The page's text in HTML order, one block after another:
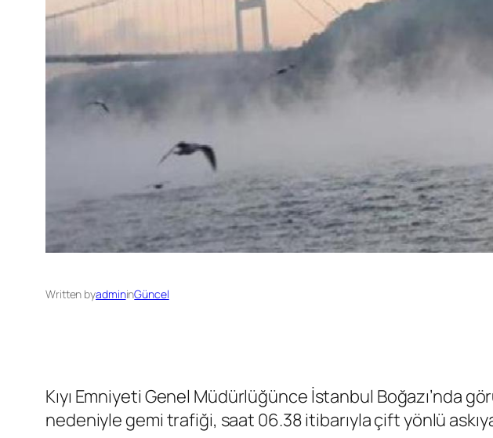
Written byadmininGüncel
Kıyı Emniyeti Genel Müdürlüğünce İstanbul Boğazı’nda
nedeniyle gemi trafiği, saat 06.38 itibarıyla çift yönlü